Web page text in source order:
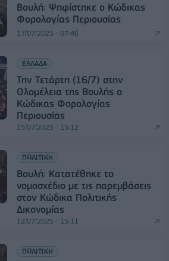
Boυλή: Ψηφίστηκε ο Κώδικας
Φορολογίας Περιουσίας
17/07/2025 - 07:46
ΕΛΛΑΔΑ
Την Τετάρτη (16/7) στην
Ολομέλεια της Βουλής ο
Κώδικας Φορολογίας
Περιουσίας
15/07/2025 - 15:12
ΠΟΛΙΤΙΚΗ
Βουλή: Κατατέθηκε το
νομοσχέδιο με τις παρεμβάσεις
στον Κώδικα Πολιτικής
Δικονομίας
12/07/2025 - 15:11
ΠΟΛΙΤΙΚΗ